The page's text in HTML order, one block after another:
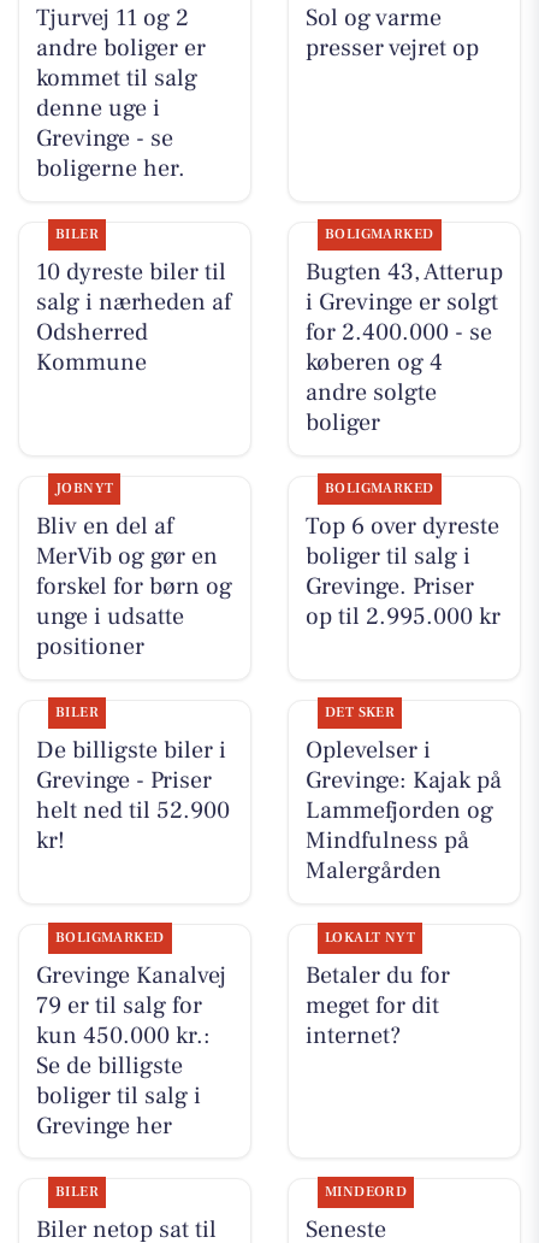
Tjurvej 11 og 2
andre boliger er
kommet til salg
denne uge i
Grevinge - se
boligerne her.
Sol og varme
presser vejret op
BILER
10 dyreste biler til
salg i nærheden af
Odsherred
Kommune
BOLIGMARKED
Bugten 43, Atterup
i Grevinge er solgt
for 2.400.000 - se
køberen og 4
andre solgte
boliger
JOBNYT
Bliv en del af
MerVib og gør en
forskel for børn og
unge i udsatte
positioner
BOLIGMARKED
Top 6 over dyreste
boliger til salg i
Grevinge. Priser
op til 2.995.000 kr
BILER
De billigste biler i
Grevinge - Priser
helt ned til 52.900
kr!
DET SKER
Oplevelser i
Grevinge: Kajak på
Lammefjorden og
Mindfulness på
Malergården
BOLIGMARKED
Grevinge Kanalvej
79 er til salg for
kun 450.000 kr.:
Se de billigste
boliger til salg i
Grevinge her
LOKALT NYT
Betaler du for
meget for dit
internet?
BILER
Biler netop sat til
MINDEORD
Seneste